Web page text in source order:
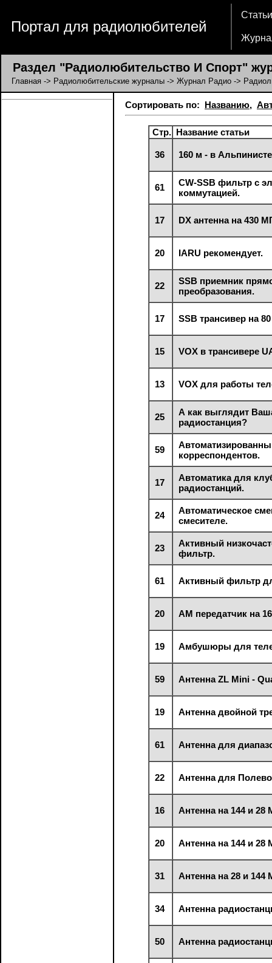
Портал для радиолюбителей
Статьи
Раздел "Радиолюбительство И Спорт"
Главная -> Радиолюбительские журналы -> Журнал Радио ->
Сортировать по: Названию,
Стр. Название статьи
36 160 м - в
61
CW-SSB фильтр с
коммутацией.
17 DX антенна на 430
20 IARU рекомендует.
22
SSB приемник
преобразования.
17 SSB трансивер на
15 VOX в трансивере
13 VOX для работы
25
А как выглядит
радиостанция?
59
корреспондентов.
17
Автоматика для
радиостанций.
24
Автоматическое
смесителе.
23
Активный
фильтр.
61 Активный фильтр
20 АМ передатчик на
19 Амбушюры для
59 Антенна ZL Mini -
19 Антенна двойной
61 Антенна для
22 Антенна для
16 Антенна на 144 и 28
20 Антенна на 144 и 28
31 Антенна на 28 и 144
34 Антенна
50 Антенна